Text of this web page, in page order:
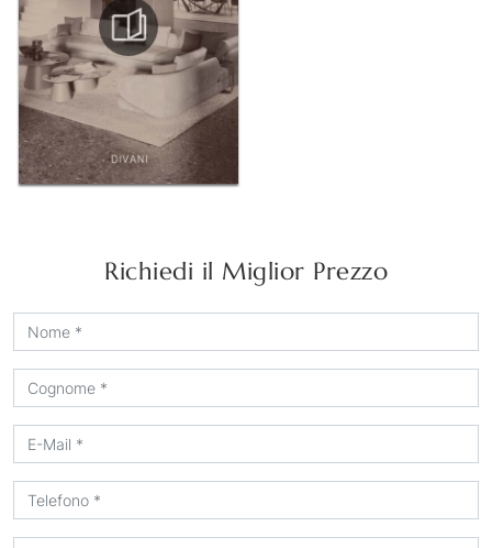
Richiedi il Miglior Prezzo